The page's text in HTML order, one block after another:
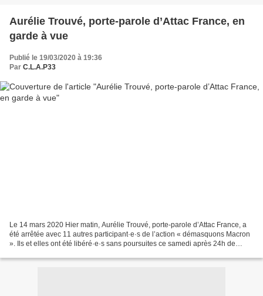
Aurélie Trouvé, porte-parole d’Attac France, en
garde à vue
Publié le 19/03/2020 à 19:36
Par C.L.A.P33
Le 14 mars 2020 Hier matin, Aurélie Trouvé, porte-parole d’Attac France, a
été arrêtée avec 11 autres participant·e·s de l’action « démasquons Macron
». Ils et elles ont été libéré·e·s sans poursuites ce samedi après 24h de